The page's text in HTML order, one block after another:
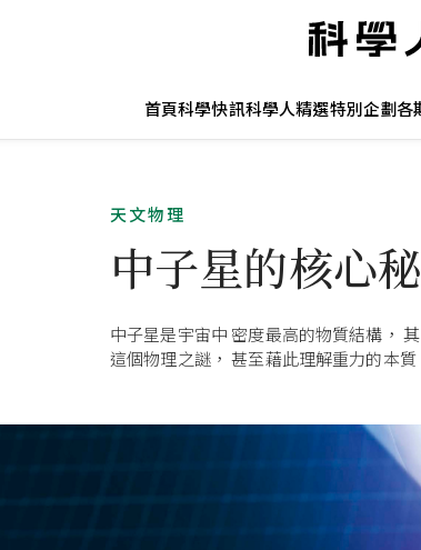
首頁科學快訊科學人精選特別企劃各
天文物理
中子星的核心
中子星是宇宙中 密度最高的物質結構，
這個物理之謎， 甚至藉此理解重力的本質